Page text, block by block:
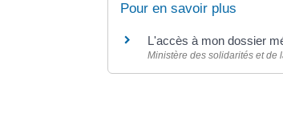
Pour en savoir plus
L'accès à mon dossier
Ministère des solidarités et de